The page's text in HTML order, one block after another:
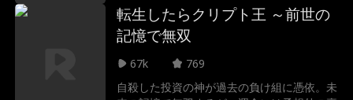
姉が担当する「タイムカプセル」計画の被験
者募集に応募する。彼は恩返しのため、そし
て養子縁組の日に戻り再選択するため、二番
目の姉へ角膜提供を決意する。しかし、帰宅
した3日間、沈皓天の執拗な罠に遭い、家族
に傷つけられ、飼いウサギまで殺され、18
転生したらクリプト王 ～前世の
記憶で無双
67k
769
自殺した投資の神が過去の負け組に憑依。未